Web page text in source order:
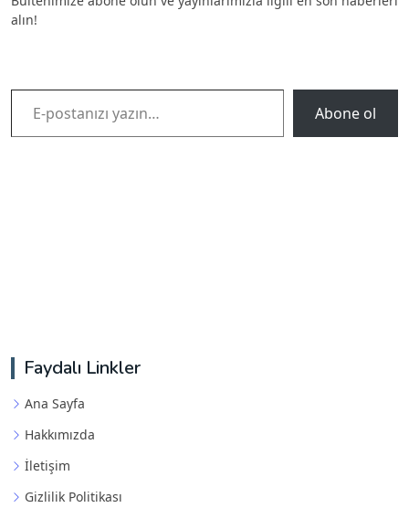
alın!
E-postanızı yazın…
Abone ol
Faydalı Linkler
Ana Sayfa
Hakkımızda
İletişim
Gizlilik Politikası